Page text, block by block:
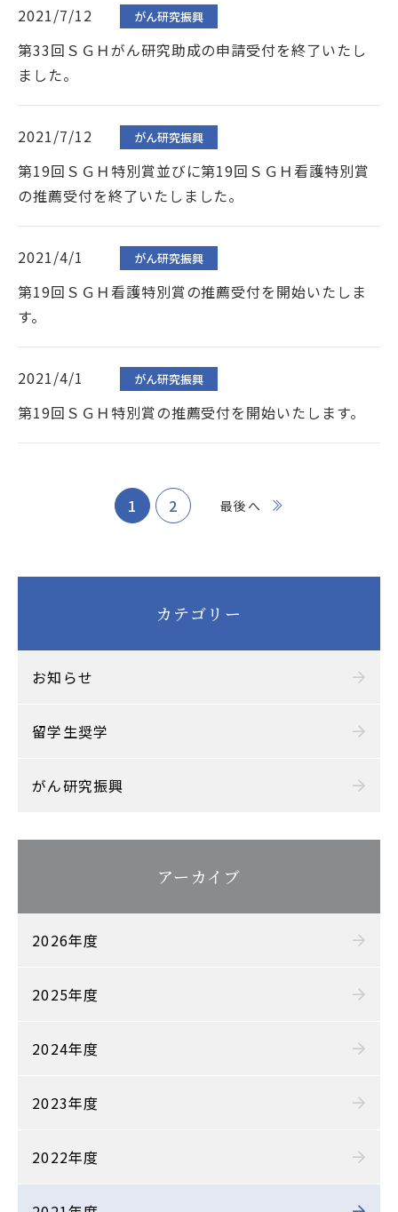
2021/7/12 がん研究振興
第33回ＳＧＨがん研究助成の申請受付を終了いたし
ました。
2021/7/12 がん研究振興
第19回ＳＧＨ特別賞並びに第19回ＳＧＨ看護特別賞
の推薦受付を終了いたしました。
2021/4/1 がん研究振興
第19回ＳＧＨ看護特別賞の推薦受付を開始いたしま
す。
2021/4/1 がん研究振興
第19回ＳＧＨ特別賞の推薦受付を開始いたします。
1 2 最後へ
カテゴリー
お知らせ
留学生奨学
がん研究振興
アーカイブ
2026年度
2025年度
2024年度
2023年度
2022年度